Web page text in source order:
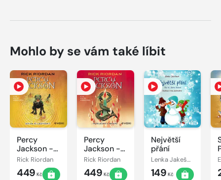
Mohlo by se vám také líbit
Percy
Jackson -
Bitva o
labyrint
Rick Riordan
449 Kč
Percy
Jackson -
Poslední z
bohů
Rick Riordan
449 Kč
Největší
přání
Lenka Jakešová
149 Kč